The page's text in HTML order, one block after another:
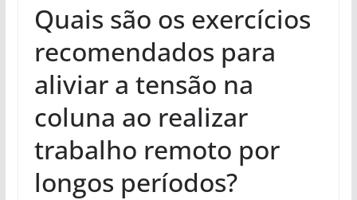
Quais são os exercícios
recomendados para
aliviar a tensão na
coluna ao realizar
trabalho remoto por
longos períodos?